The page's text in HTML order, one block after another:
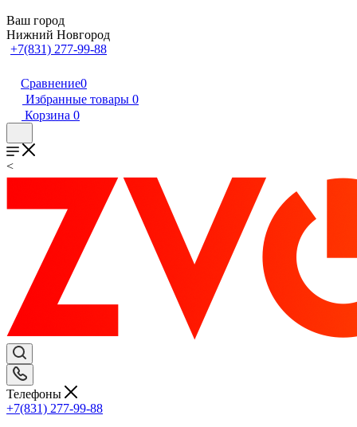
Ваш город
Нижний Новгород
+7(831) 277-99-88
Сравнение0
Избранные товары 0
Корзина 0
<
Телефоны
+7(831) 277-99-88